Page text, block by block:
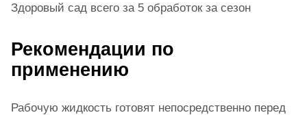
Здоровый сад всего за 5 обработок за сезон
Рекомендации по
применению
Рабочую жидкость готовят непосредственно перед